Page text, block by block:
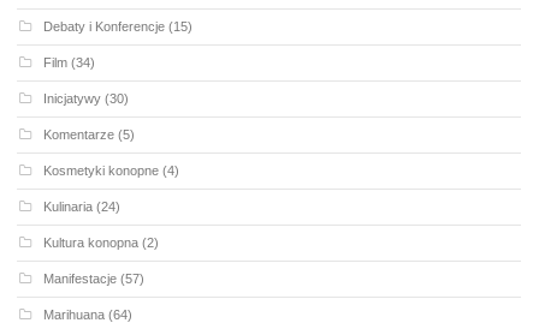
Debaty i Konferencje (15)
Film (34)
Inicjatywy (30)
Komentarze (5)
Kosmetyki konopne (4)
Kulinaria (24)
Kultura konopna (2)
Manifestacje (57)
Marihuana (64)